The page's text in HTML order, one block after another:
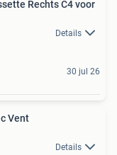
Rechts C4 voor
Details
30 jul 26
Vent
Details